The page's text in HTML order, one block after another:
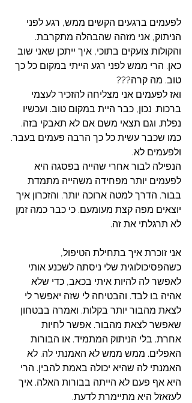
לפעמים ברגעים הקשים ממש, רגע לפני
הניתוק, אני מזהה שהבהלה מתקרבת.
והקולות צועקים בתוכי, איך ייתכן שאני שוב
כאן. הרי ממש לפני רגע הייתי במקום כל כך
טוב. מה קרה???
ואז לפעמים אני מצליחה להזכיר לעצמי
ברכות. נכון, כבר היית במקום טוב. ועכשיו
נפלת. וגם תצאי משם אם לא תאבקי בזה.
כמו שכבר עשית כל כך הרבה פעמים בעבר.
ולפעמים לא.
הנפילה לבור אחרי שהייה בפסגה היא
לפעמים יותר מפחידה משהייה מתמדת
בבור. הדרך למטה ארוכה יותר. והזכרון איך
יוצאים מפה קצת מעומעם. כי כבר כמה זמן
לא תרגלתי את זה.
אני זוכרת איך בתחילת הטיפול,
כשהפסיכולוגית שלי ניסתה לשכנע אותי
לאפשר לה להיות איתי בכאב, כדי שלא
אהיה בו לבד. והבטיחה לי שזה יאפשר לי
לצאת מהבור יותר בקלות. ואמרה בבטחון
שאפשר לצאת מהבור. אפשר לחיות
אחרת. בלי הניתוק המתמיד. או הבורות
האפלים. ממש ממש לא האמנתי לה. לא
האמנתי לה שהיא יכולה באמת להבין. הרי
היא אף פעם לא הייתה בבורות האלה. איך
לעזאזל היא מתיימרת לדעת.